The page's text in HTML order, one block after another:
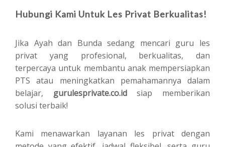
Hubungi Kami Untuk Les Privat Berkualitas!
Jika Ayah dan Bunda sedang mencari guru les
privat yang profesional, berkualitas, dan
terpercaya untuk membantu anak mempersiapkan
PTS atau meningkatkan pemahamannya dalam
belajar, gurulesprivate.co.idsiap memberikan
solusi terbaik!
Kami menawarkan layanan les privat dengan